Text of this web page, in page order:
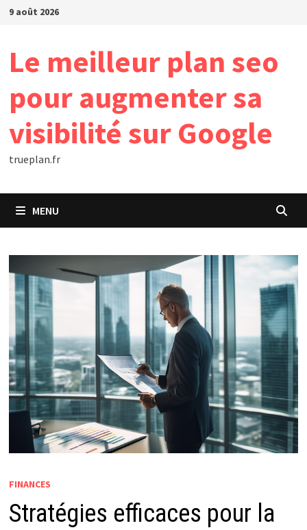
Passer
9 août 2026
Le meilleur plan seo
pour augmenter sa
visibilité sur Google
trueplan.fr
MENU
FINANCES
Stratégies efficaces pour la